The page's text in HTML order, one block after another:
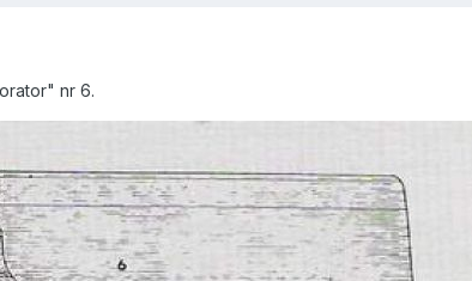
nr 6.